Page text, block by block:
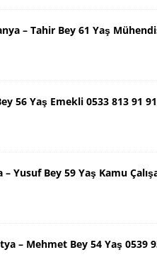
– Tahir Bey 61 Yaş
56 Yaş Emekli 0533 813 91
– Yusuf Bey 59 Yaş Kamu
– Mehmet Bey 54 Yaş 0539